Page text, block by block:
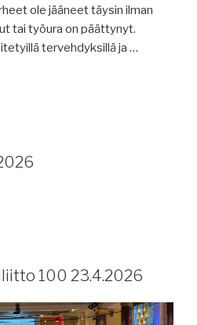
ole jääneet täysin ilman
tai työura on päättynyt.
tervehdyksillä ja …
100 23.4.2026